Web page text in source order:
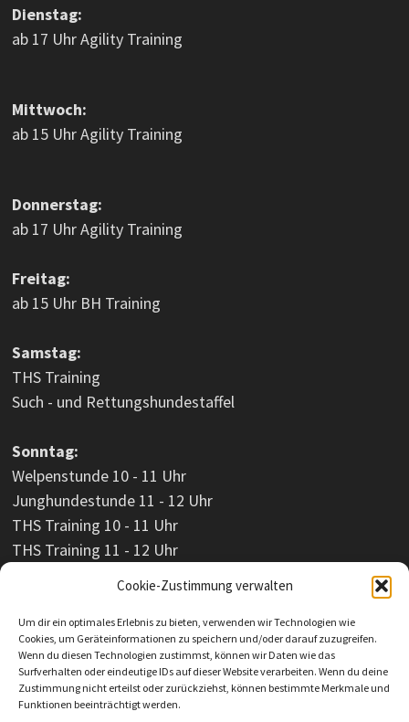
Cookie-Zustimmung verwalten
Um dir ein optimales Erlebnis zu bieten, verwenden wir Technologien wie
Cookies, um Geräteinformationen zu speichern und/oder darauf zuzugreifen.
Wenn du diesen Technologien zustimmst, können wir Daten wie das
Surfverhalten oder eindeutige IDs auf dieser Website verarbeiten. Wenn du deine
Zustimmung nicht erteilst oder zurückziehst, können bestimmte Merkmale und
Funktionen beeinträchtigt werden.
Dienstag:
ab 17 Uhr Agility Training
Mittwoch:
ab 15 Uhr Agility Training
Donnerstag:
ab 17 Uhr Agility Training
Freitag:
ab 15 Uhr BH Training
Samstag:
THS Training
Such - und Rettungshundestaffel
Sonntag:
Welpenstunde 10 - 11 Uhr
Junghundestunde 11 - 12 Uhr
THS Training 10 - 11 Uhr
THS Training 11 - 12 Uhr